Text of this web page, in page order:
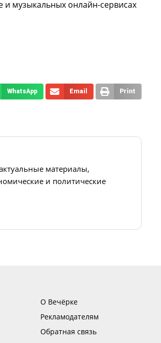
и музыкальных онлайн-сервисах
WhatsApp Email Print
материалы,
и политические
О Вечёрке
Рекламодателям
Обратная связь